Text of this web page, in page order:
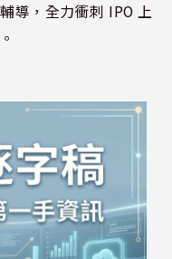
導，全力衝刺 IPO 上